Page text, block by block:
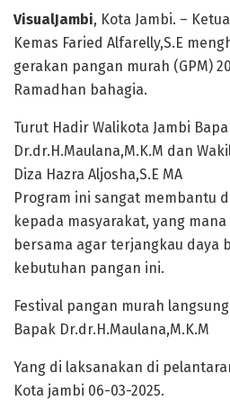
VisualJambi, Kota Jambi. –
Kemas Faried Alfarelly,S.E
gerakan pangan murah (GPM)
Ramadhan bahagia.
Turut Hadir Walikota Jambi
Dr.dr.H.Maulana,M.K.M dan
Diza Hazra Aljosha,S.E MA
Program ini sangat membantu
kepada masyarakat, yang
bersama agar terjangkau daya
kebutuhan pangan ini.
Festival pangan murah
Bapak Dr.dr.H.Maulana,M.K.M
Yang di laksanakan di
Kota jambi 06-03-2025.